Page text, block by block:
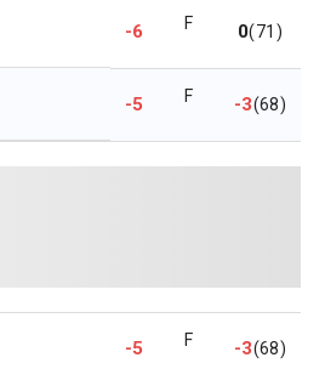
-6 F 0(71)
-5 F -3(68)
-5 F -3(68)